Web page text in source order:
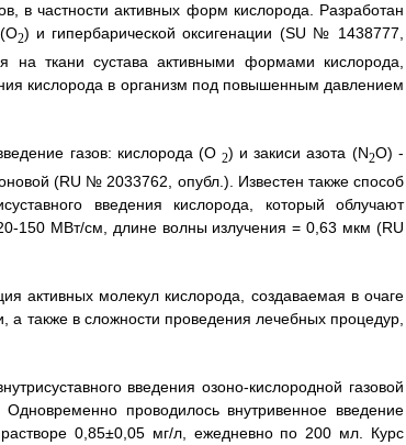
в частности активных форм кислорода. Разработан
(О2) и гипербарической оксигенации (SU № 1438777,
на ткани сустава активными формами кислорода,
кислорода в организм под повышенным давлением
газов: кислорода (O 2) и закиси азота (N2O) -
(RU № 2033762, опубл.). Известен также способ
введения кислорода, который облучают
150 МВт/см, длине волны излучения = 0,63 мкм (RU
активных молекул кислорода, создаваемая в очаге
а также в сложности проведения лечебных процедур,
введения озоно-кислородной газовой
проводилось внутривенное введение
растворе 0,85±0,05 мг/л, ежедневно по 200 мл. Курс